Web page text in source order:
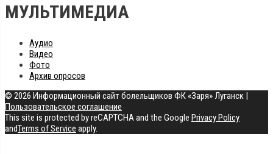
МУЛЬТИМЕДИА
Аудио
Видео
Фото
Архив опросов
© 2026 Информационный сайт болельщиков ФК «Заря» Луганск |
Пользовательское соглашение
This site is protected by reCAPTCHA and the Google Privacy Policy
andTerms of Service apply.